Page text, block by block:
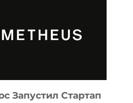
Запустил Стартап